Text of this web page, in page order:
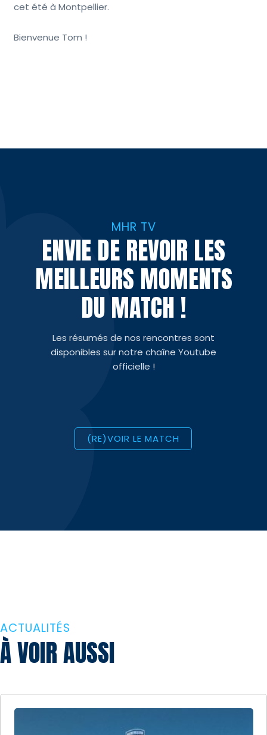
cet été à Montpellier.
Bienvenue Tom !
MHR TV
ENVIE DE REVOIR LES
MEILLEURS MOMENTS
DU MATCH !
Les résumés de nos rencontres sont
disponibles sur notre chaîne Youtube
officielle !
(RE)VOIR LE MATCH
ACTUALITÉS
À VOIR AUSSI